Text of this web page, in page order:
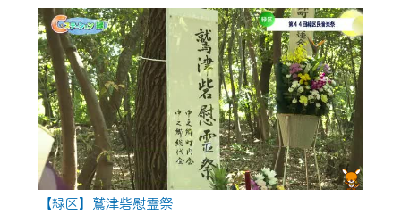
【緑区】鷲津砦慰霊祭